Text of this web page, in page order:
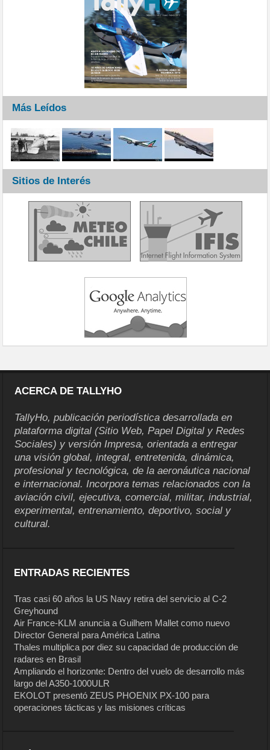
Más Leídos
Sitios de Interés
ACERCA DE TALLYHO
TallyHo, publicación periodística desarrollada en
plataforma digital (Sitio Web, Papel Digital y Redes
Sociales) y versión Impresa, orientada a entregar
una visión global, integral, entretenida, dinámica,
profesional y tecnológica, de la aeronáutica nacional
e internacional. Incorpora temas relacionados con la
aviación civil, ejecutiva, comercial, militar, industrial,
experimental, entrenamiento, deportivo, social y
cultural.
ENTRADAS RECIENTES
Tras casi 60 años la US Navy retira del servicio al C-2
Greyhound
Air France-KLM anuncia a Guilhem Mallet como nuevo
Director General para América Latina
Thales multiplica por diez su capacidad de producción de
radares en Brasil
Ampliando el horizonte: Dentro del vuelo de desarrollo más
largo del A350-1000ULR
EKOLOT presentó ZEUS PHOENIX PX-100 para
operaciones tácticas y las misiones críticas